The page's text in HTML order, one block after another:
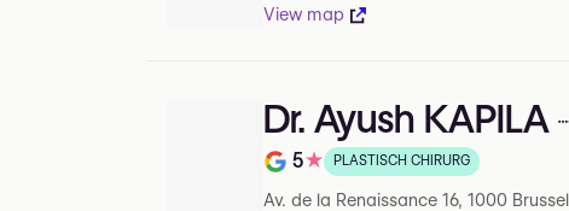
View map
Dr. Ayush KAPILA
Beoordeling op 5 op Google
5★ PLASTISCH CHIRURG
Av. de la Renaissance 16, 1000 Brussel